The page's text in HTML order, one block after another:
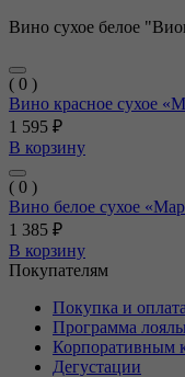
Вино сухое белое
( 0 )
Вино красное сухое
1 595 ₽
В корзину
( 0 )
Вино белое сухое
1 385 ₽
В корзину
Покупателям
Покупка и оплата
Программа
Корпоративным
Дегустации